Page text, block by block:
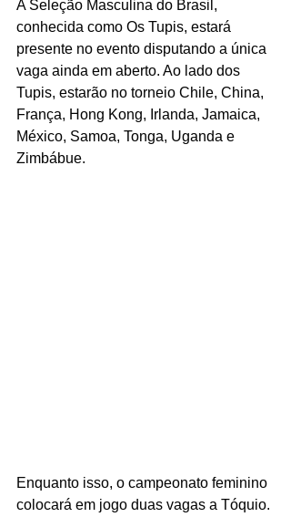
A Seleção Masculina do Brasil,
conhecida como Os Tupis, estará
presente no evento disputando a única
vaga ainda em aberto. Ao lado dos
Tupis, estarão no torneio Chile, China,
França, Hong Kong, Irlanda, Jamaica,
México, Samoa, Tonga, Uganda e
Zimbábue.
Enquanto isso, o campeonato feminino
colocará em jogo duas vagas a Tóquio.